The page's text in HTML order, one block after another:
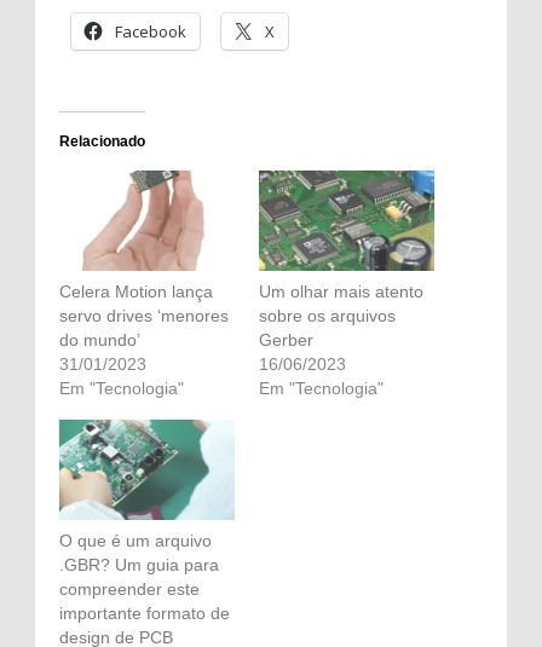
Facebook X
Relacionado
Celera Motion lança
servo drives ‘menores
do mundo’
31/01/2023
Em "Tecnologia"
Um olhar mais atento
sobre os arquivos
Gerber
16/06/2023
Em "Tecnologia"
O que é um arquivo
.GBR? Um guia para
compreender este
importante formato de
design de PCB